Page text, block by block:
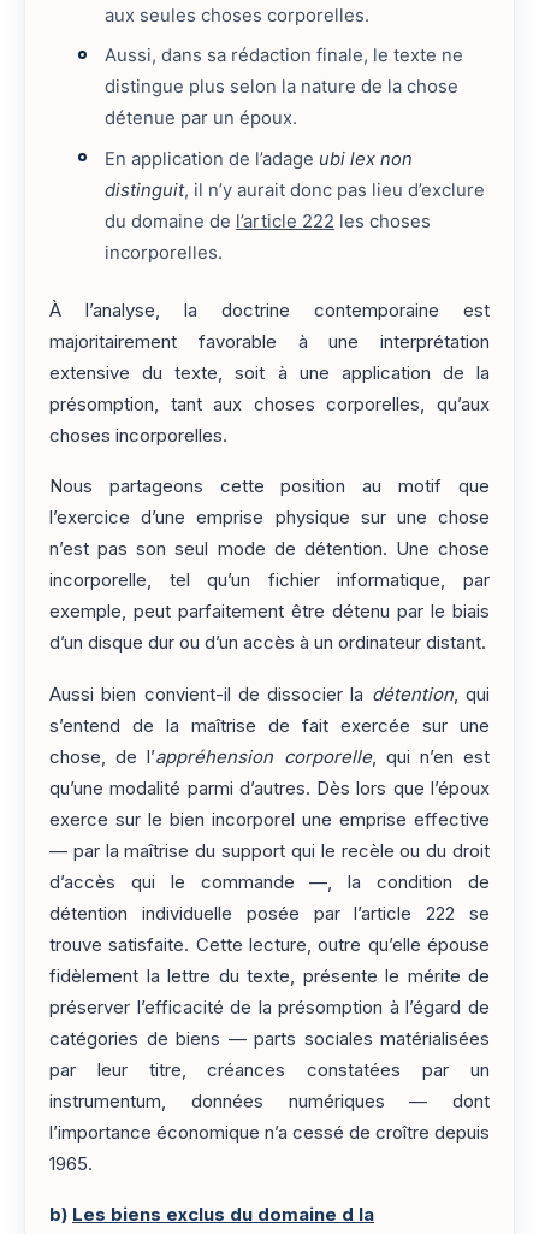
aux seules choses corporelles.
Aussi, dans sa rédaction finale, le texte ne
distingue plus selon la nature de la chose
détenue par un époux.
En application de l’adage ubi lex non
distinguit, il n’y aurait donc pas lieu d’exclure
du domaine de l’article 222 les choses
incorporelles.
À l’analyse, la doctrine contemporaine est
majoritairement favorable à une interprétation
extensive du texte, soit à une application de la
présomption, tant aux choses corporelles, qu’aux
choses incorporelles.
Nous partageons cette position au motif que
l’exercice d’une emprise physique sur une chose
n’est pas son seul mode de détention. Une chose
incorporelle, tel qu’un fichier informatique, par
exemple, peut parfaitement être détenu par le biais
d’un disque dur ou d’un accès à un ordinateur distant.
Aussi bien convient-il de dissocier la détention, qui
s’entend de la maîtrise de fait exercée sur une
chose, de l’appréhension corporelle, qui n’en est
qu’une modalité parmi d’autres. Dès lors que l’époux
exerce sur le bien incorporel une emprise effective
— par la maîtrise du support qui le recèle ou du droit
d’accès qui le commande —, la condition de
détention individuelle posée par l’article 222 se
trouve satisfaite. Cette lecture, outre qu’elle épouse
fidèlement la lettre du texte, présente le mérite de
préserver l’efficacité de la présomption à l’égard de
catégories de biens — parts sociales matérialisées
par leur titre, créances constatées par un
instrumentum, données numériques — dont
l’importance économique n’a cessé de croître depuis
1965.
b) Les biens exclus du domaine d la